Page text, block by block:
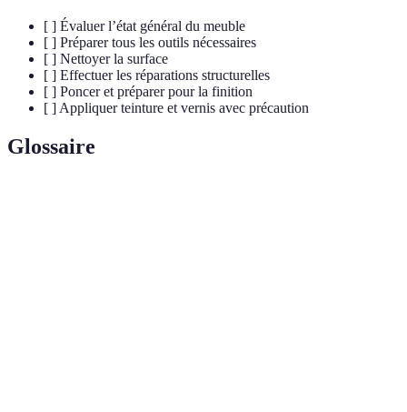
[ ] Évaluer l’état général du meuble
[ ] Préparer tous les outils nécessaires
[ ] Nettoyer la surface
[ ] Effectuer les réparations structurelles
[ ] Poncer et préparer pour la finition
[ ] Appliquer teinture et vernis avec précaution
Glossaire